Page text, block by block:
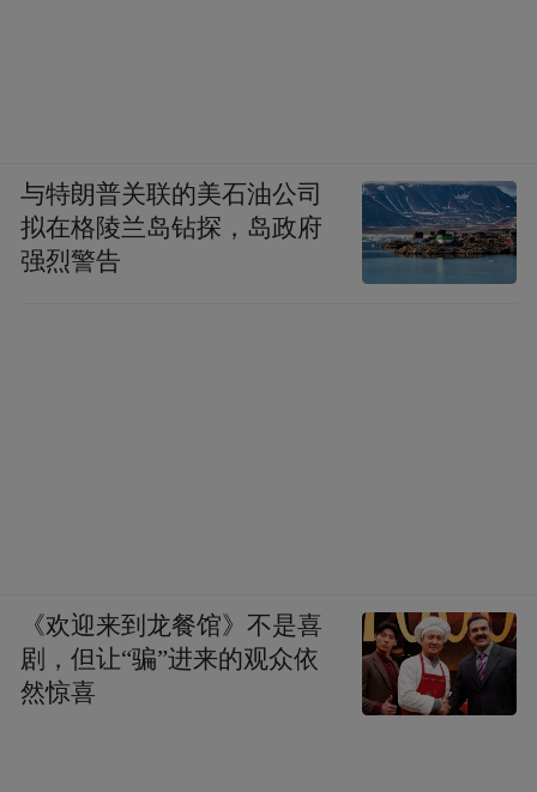
与特朗普关联的美石油公司
拟在格陵兰岛钻探，岛政府
强烈警告
《欢迎来到龙餐馆》不是喜
剧，但让“骗”进来的观众依
然惊喜